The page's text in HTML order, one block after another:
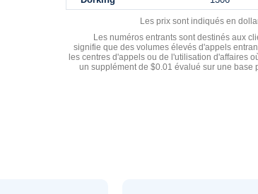
Les prix sont indiqués en
Les numéros entrants sont destinés aux
signifie que des volumes élevés d'appels
les centres d'appels ou de l'utilisation d'affaires
un supplément de $0.01 évalué sur une